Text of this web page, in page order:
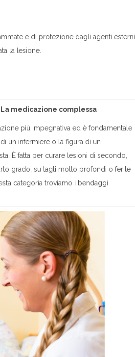
e di protezione dagli agenti esterni
la lesione.
La medicazione complessa
più impegnativa ed è fondamentale
di un infermiere o la figura di un
È fatta per curare lesioni di secondo,
grado, su tagli molto profondi o ferite
categoria troviamo i bendaggi